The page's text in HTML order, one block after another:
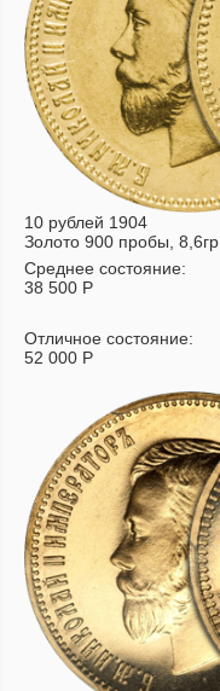
10 рублей 1904
Золото 900 пробы, 8,6гр.
Среднее состояние:
38 500 Р
Отличное состояние:
52 000 Р